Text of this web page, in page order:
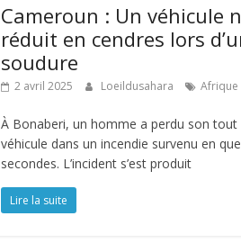
Cameroun : Un véhicule
réduit en cendres lors
soudure
2 avril 2025 Loeildusahara Afrique
À Bonaberi, un homme a perdu son tout
véhicule dans un incendie survenu en
secondes. L’incident s’est produit
Lire la suite